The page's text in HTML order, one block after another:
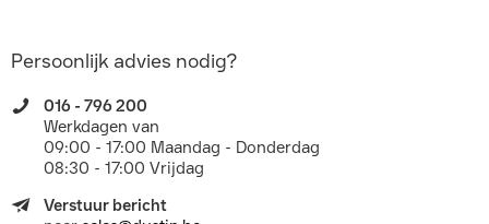
Persoonlijk advies nodig?
016 - 796 200
Werkdagen van
09:00 - 17:00 Maandag - Donderdag
08:30 - 17:00 Vrijdag
Verstuur bericht